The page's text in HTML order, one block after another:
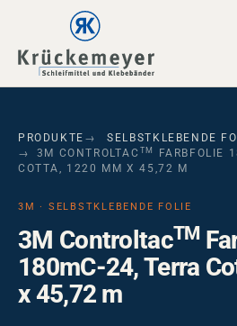
Skip to main navigation
Skip to main content
Skip to page footer
PRODUKTE
SELBSTKLEBENDE
3M CONTROLTAC TM
FARBFOLIE
COTTA, 1220 MM X 45,72 M
3M · SELBSTKLEBENDE FOLIE
3M ControltacTM
180mC-24, Terra
x 45,72 m